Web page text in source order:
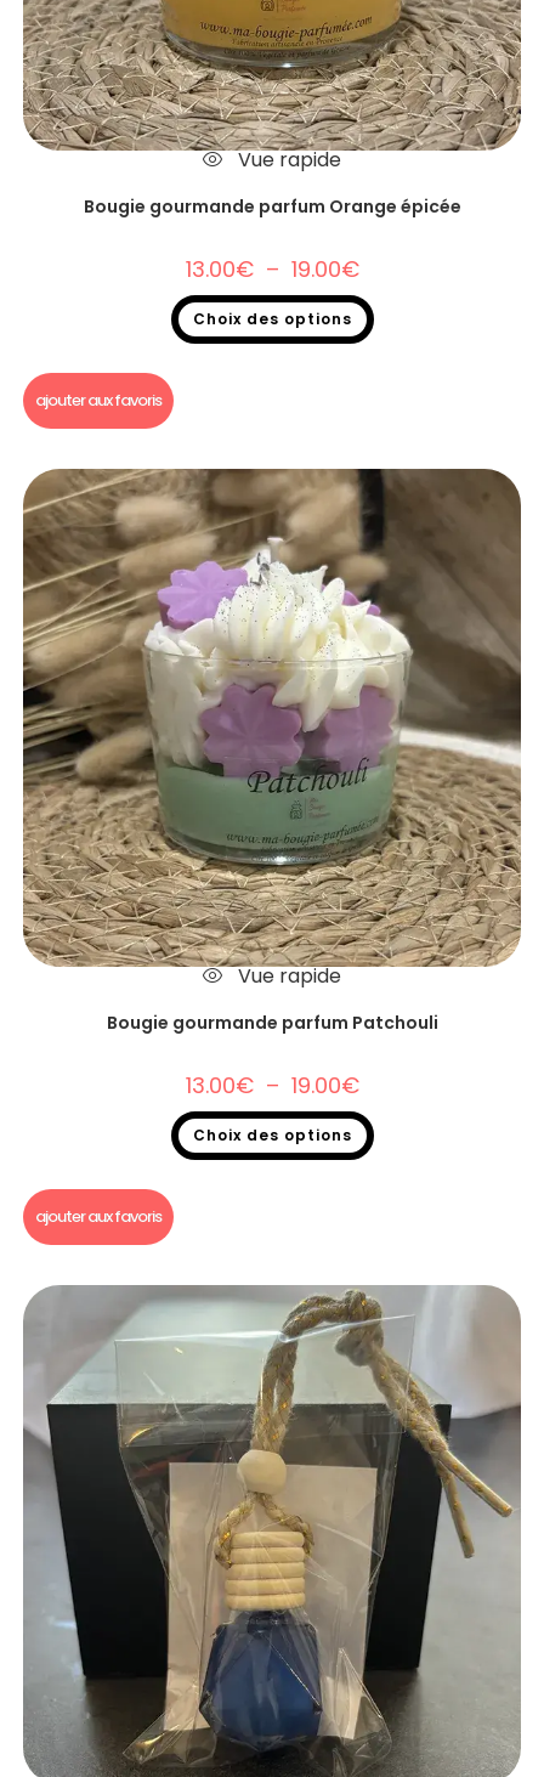
Vue rapide
Bougie gourmande parfum Orange épicée
13.00€ – 19.00€
Choix des options
ajouter aux favoris
Vue rapide
Bougie gourmande parfum Patchouli
13.00€ – 19.00€
Choix des options
ajouter aux favoris